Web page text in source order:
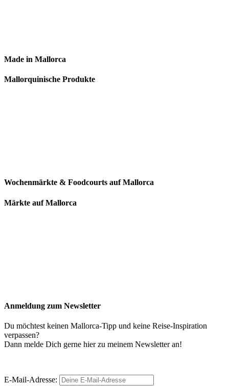
Made in Mallorca
Mallorquinische Produkte
Wochenmärkte & Foodcourts auf Mallorca
Märkte auf Mallorca
Anmeldung zum Newsletter
Du möchtest keinen Mallorca-Tipp und keine Reise-Inspiration
verpassen?
Dann melde Dich gerne hier zu meinem Newsletter an!
E-Mail-Adresse: